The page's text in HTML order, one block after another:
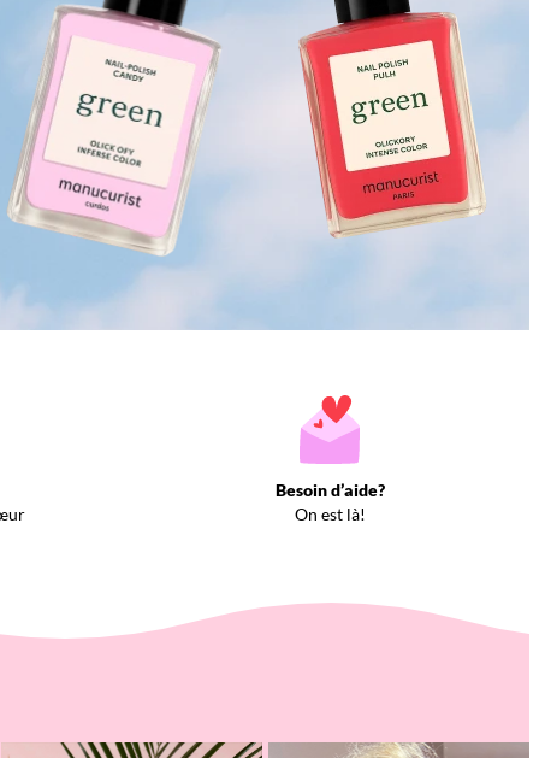
Besoin d’aide?
On est là!